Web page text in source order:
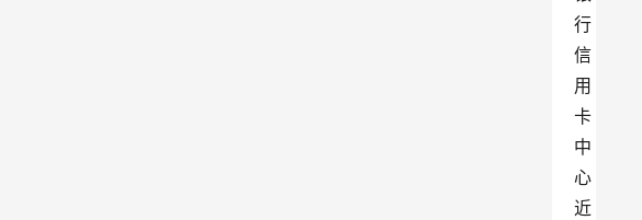
行
信
用
卡
中
心
近